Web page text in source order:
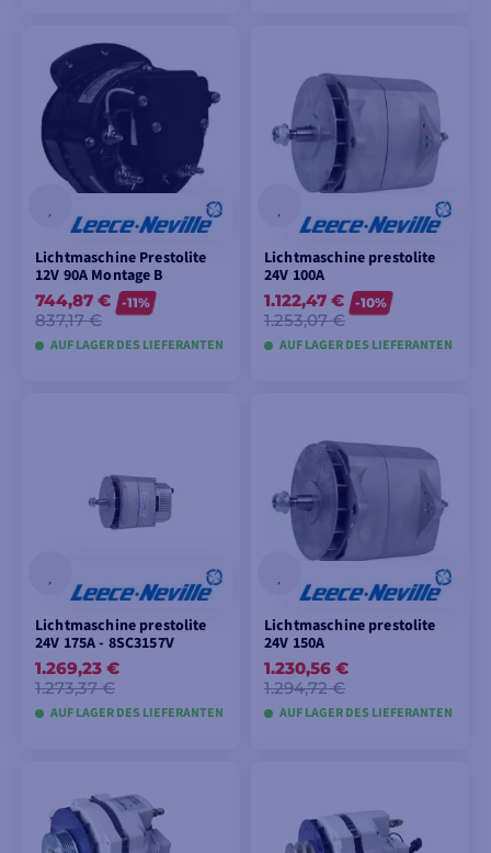
IN DEN
WARENKORB
LEGEN
WARENKORB
LEGEN
Lichtmaschine Prestolite
12V 90A Montage B
744,87 €
837,17 €
-11%
AUF LAGER DES LIEFERANTEN
LEGEN
Lichtmaschine prestolite
24V 100A
1.122,47 €
1.253,07 €
-10%
AUF LAGER DES LIEFERANTEN
WARENKORB
LEGEN
Lichtmaschine prestolite
24V 175A - 8SC3157V
1.269,23 €
1.273,37 €
AUF LAGER DES LIEFERANTEN
IN DEN
WARENKORB
LEGEN
Lichtmaschine prestolite
24V 150A
1.230,56 €
1.294,72 €
AUF LAGER DES LIEFERANTEN
WARENKORB
LEGEN